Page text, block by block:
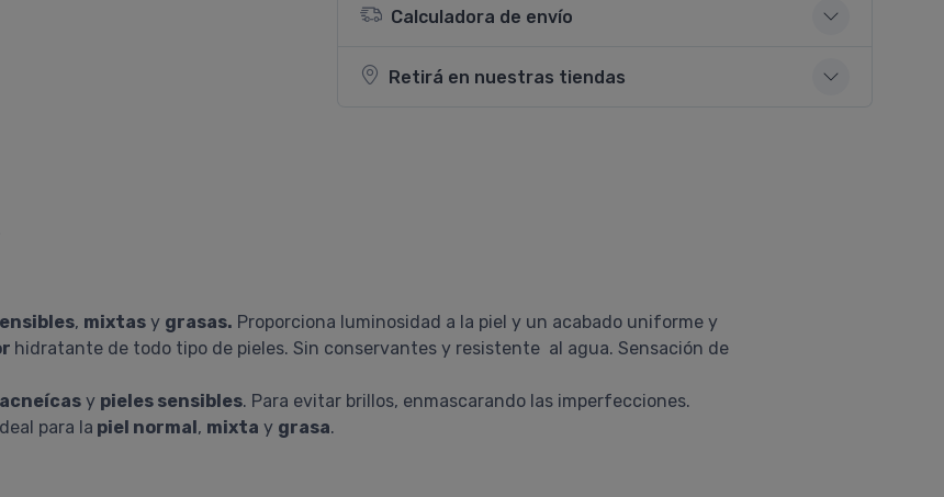
Calculadora de envío
Retirá en nuestras tiendas
, mixtas y grasas. Proporciona luminosidad a la piel y un acabado uniforme y
hidratante de todo tipo de pieles. Sin conservantes y resistente al agua. Sensación de
acneícas y pieles sensibles. Para evitar brillos, enmascarando las imperfecciones.
para la piel normal, mixta y grasa.